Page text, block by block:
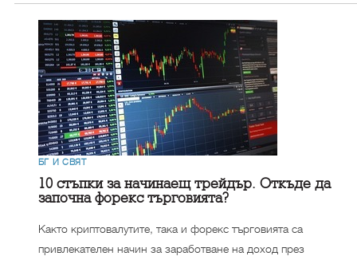
БГ И СВЯТ
10 стъпки за начинаещ трейдър. Откъде да
започна форекс търговията?
Както криптовалутите, така и форекс търговията са
привлекателен начин за заработване на доход през